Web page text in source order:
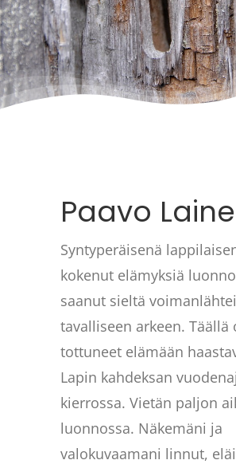
Paavo Laine
Syntyperäisenä
kokenut elämyksiä
saanut sieltä
tavalliseen arkeen. Täällä
tottuneet elämään
Lapin kahdeksan
kierrossa. Vietän paljon
luonnossa. Näkemäni ja
valokuvaamani linnut,